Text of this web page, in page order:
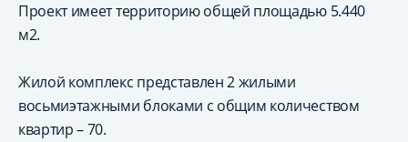
Проект имеет территорию общей площадью 5.440
м2.
Жилой комплекс представлен 2 жилыми
восьмиэтажными блоками с общим количеством
квартир – 70.